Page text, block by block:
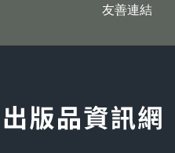
友善連結